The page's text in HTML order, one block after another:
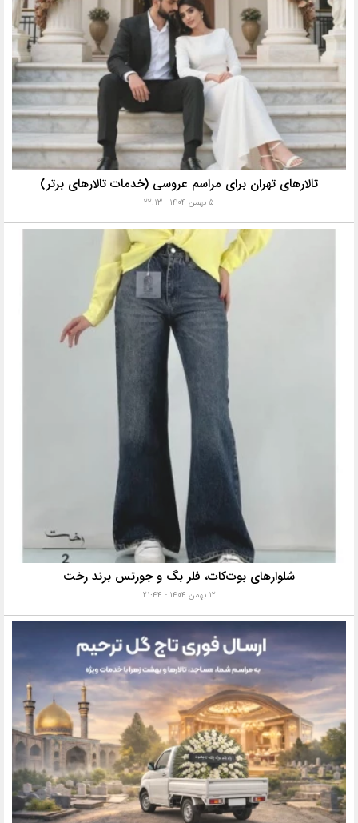
تالارهای تهران برای مراسم عروسی (خدمات تالارهای برتر)
۵ بهمن ۱۴۰۴ - ۲۲:۱۳
شلوارهای بوت‌کات، فلر بگ و جورتس برند رخت
۱۲ بهمن ۱۴۰۴ - ۲۱:۴۴